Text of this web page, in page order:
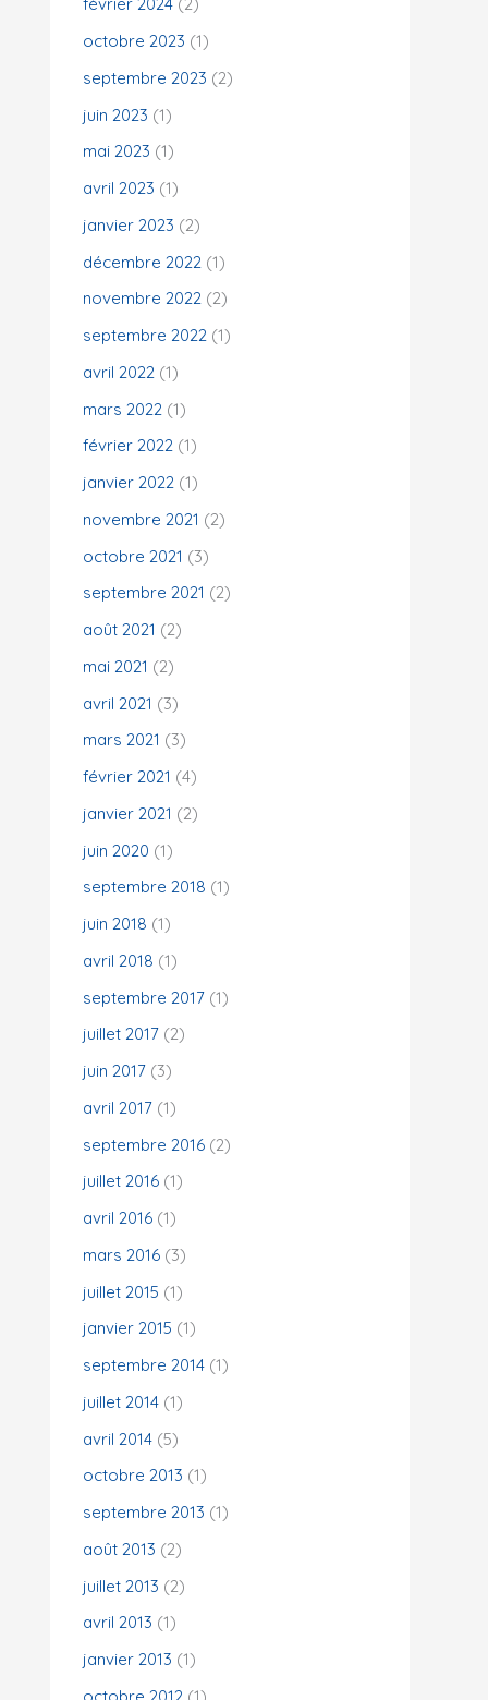
octobre 2023 (1)
septembre 2023 (2)
juin 2023 (1)
mai 2023 (1)
avril 2023 (1)
janvier 2023 (2)
décembre 2022 (1)
novembre 2022 (2)
septembre 2022 (1)
avril 2022 (1)
mars 2022 (1)
février 2022 (1)
janvier 2022 (1)
novembre 2021 (2)
octobre 2021 (3)
septembre 2021 (2)
août 2021 (2)
mai 2021 (2)
avril 2021 (3)
mars 2021 (3)
février 2021 (4)
janvier 2021 (2)
juin 2020 (1)
septembre 2018 (1)
juin 2018 (1)
avril 2018 (1)
septembre 2017 (1)
juillet 2017 (2)
juin 2017 (3)
avril 2017 (1)
septembre 2016 (2)
juillet 2016 (1)
avril 2016 (1)
mars 2016 (3)
juillet 2015 (1)
janvier 2015 (1)
septembre 2014 (1)
juillet 2014 (1)
avril 2014 (5)
octobre 2013 (1)
septembre 2013 (1)
août 2013 (2)
juillet 2013 (2)
avril 2013 (1)
janvier 2013 (1)